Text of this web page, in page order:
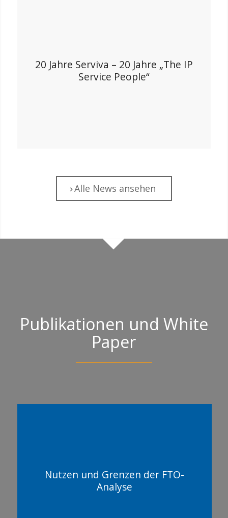
20 Jahre Serviva – 20 Jahre „The IP
Service People“
Alle News ansehen
Publikationen und White
Paper
Nutzen und Grenzen der FTO-
Analyse